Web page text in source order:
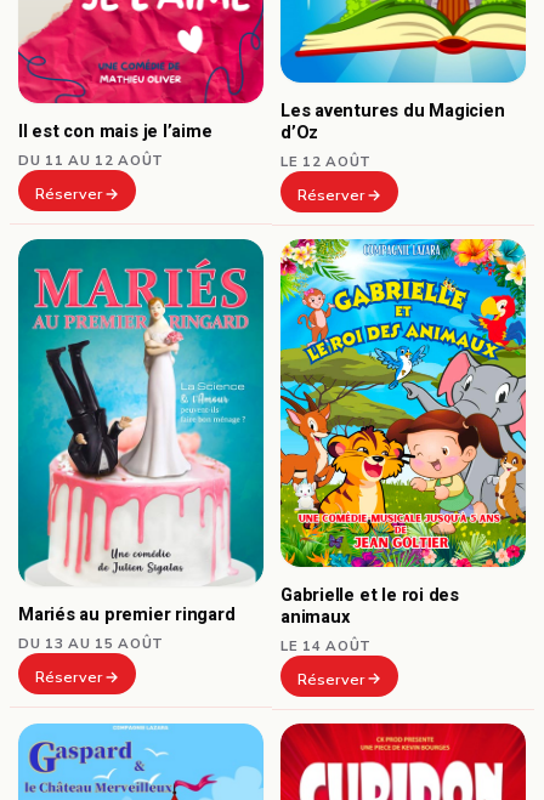
Il est con mais je l’aime
DU 11 AU 12 AOÛT
Réserver
Les aventures du Magicien
d’Oz
LE 12 AOÛT
Réserver
Mariés au premier ringard
DU 13 AU 15 AOÛT
Réserver
Gabrielle et le roi des
animaux
LE 14 AOÛT
Réserver